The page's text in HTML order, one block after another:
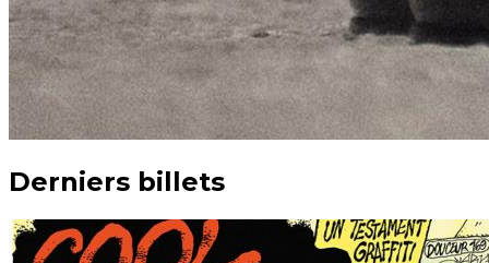
Derniers billets